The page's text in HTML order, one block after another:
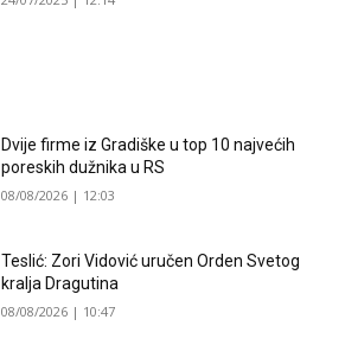
Dvije firme iz Gradiške u top 10 najvećih
poreskih dužnika u RS
08/08/2026 | 12:03
Teslić: Zori Vidović uručen Orden Svetog
kralja Dragutina
08/08/2026 | 10:47